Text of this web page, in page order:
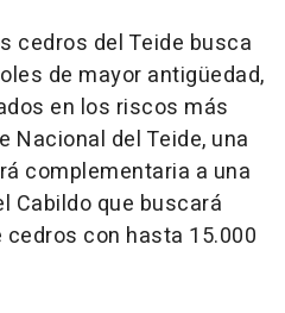
cedros del Teide busca
de mayor antigüedad,
en los riscos más
Nacional del Teide, una
complementaria a una
Cabildo que buscará
con hasta 15.000